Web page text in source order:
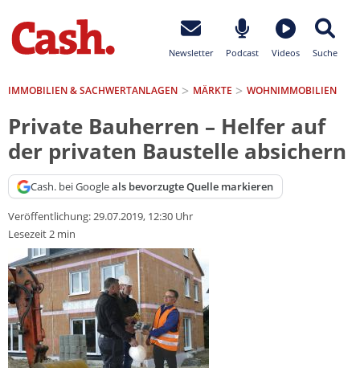
Newsletter Podcast Videos Suche
IMMOBILIEN & SACHWERTANLAGEN MÄRKTE WOHNIMMOBILIEN
Private Bauherren – Helfer auf
der privaten Baustelle absichern
Cash. bei Googleals bevorzugte Quelle markieren
Veröffentlichung:29.07.2019, 12:30 Uhr
Lesezeit 2 min